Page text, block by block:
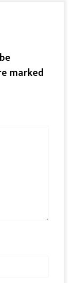
marked